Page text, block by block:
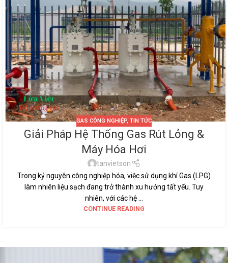
GAS CÔNG NGHIỆP, TIN TỨC
Giải Pháp Hệ Thống Gas Rút Lỏng &
Máy Hóa Hơi
tanvietson
Trong kỷ nguyên công nghiệp hóa, việc sử dụng khí Gas (LPG)
làm nhiên liệu sạch đang trở thành xu hướng tất yếu. Tuy
nhiên, với các hệ ...
CONTINUE READING